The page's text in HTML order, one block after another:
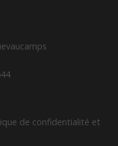
de confidentialité et